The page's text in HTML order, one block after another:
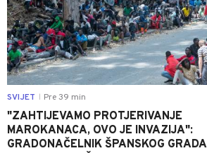
SVIJET Pre 39 min
"ZAHTIJEVAMO PROTJERIVANJE
MAROKANACA, OVO JE INVAZIJA":
GRADONAČELNIK ŠPANSKOG GRADA